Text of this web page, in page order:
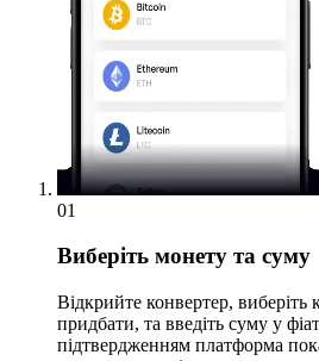
01
Виберіть монету та суму
Відкрийте конвертер, виберіть
придбати, та введіть суму у
підтвердженням платформа